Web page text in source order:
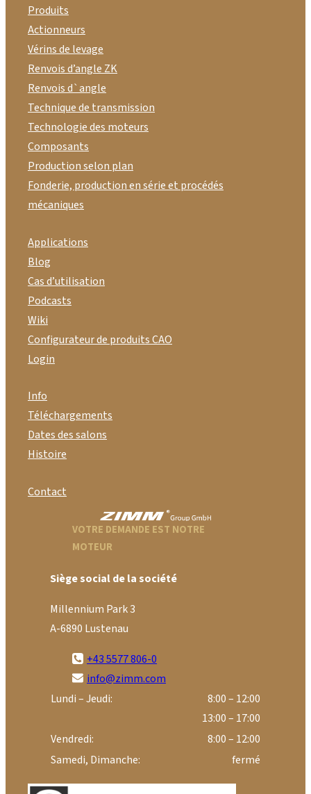
Produits
Actionneurs
Vérins de levage
Renvois d’angle ZK
Renvois d`angle
Technique de transmission
Technologie des moteurs
Composants
Production selon plan
Fonderie, production en série et procédés
mécaniques
Applications
Blog
Cas d’utilisation
Podcasts
Wiki
Configurateur de produits CAO
Login
Info
Téléchargements
Dates des salons
Histoire
Contact
VOTRE DEMANDE EST NOTRE
MOTEUR
Siège social de la société
Millennium Park 3
A-6890 Lustenau
+43 5577 806-0
info@zimm.com
Lundi – Jeudi:
8:00 – 12:00
13:00 – 17:00
Vendredi:
8:00 – 12:00
Samedi, Dimanche:
fermé